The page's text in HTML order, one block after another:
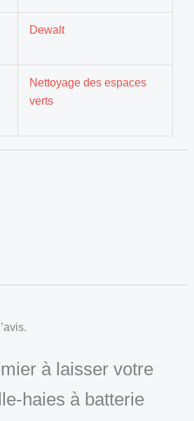
Dewalt
Nettoyage des espaces
verts
à laisser votre
haies à batterie